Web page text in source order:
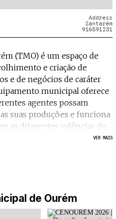
Address
Santarém
916591231
(TMO) é um espaço de
e criação de
e de negócios de caráter
municipal oferece
agentes possam
suas produções e funciona
as diferentes valências do
articulação com os demais
sala de trabalho adequada
aulas e ações de formação
VER MAIS
de Ourém